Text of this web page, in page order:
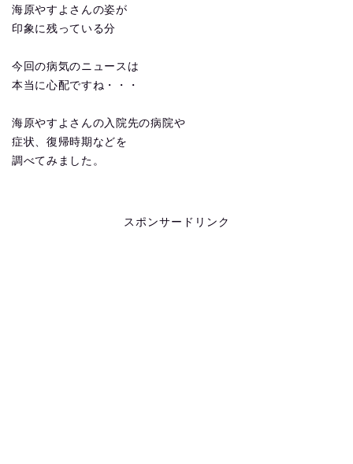
海原やすよさんの姿が
印象に残っている分
今回の病気のニュースは
本当に心配ですね・・・
海原やすよさんの入院先の病院や
症状、復帰時期などを
調べてみました。
スポンサードリンク